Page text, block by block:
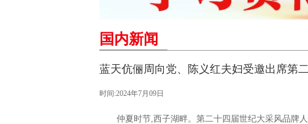
国内新闻
蓝天伉俪周向党、陈义红夫妇受邀出席第
时间:2024年7月09日
仲夏时节,西子湖畔。第二十四届世纪大采风品牌